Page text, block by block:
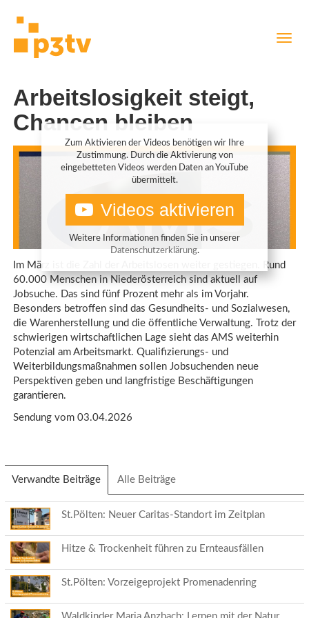
Arbeitslosigkeit steigt,
Chancen bleiben
Zum Aktivieren der Videos benötigen wir Ihre
Zustimmung. Durch die Aktivierung von
eingebetteten Videos werden Daten an YouTube
übermittelt.
Videos aktivieren
Weitere Informationen finden Sie in unserer
Datenschutzerklärung.
Im März ist die Zahl der Arbeitslosen weiter gestiegen. Rund
60.000 Menschen in Niederösterreich sind aktuell auf
Jobsuche. Das sind fünf Prozent mehr als im Vorjahr.
Besonders betroffen sind das Gesundheits- und Sozialwesen,
die Warenherstellung und die öffentliche Verwaltung. Trotz der
schwierigen wirtschaftlichen Lage sieht das AMS weiterhin
Potenzial am Arbeitsmarkt. Qualifizierungs- und
Weiterbildungsmaßnahmen sollen Jobsuchenden neue
Perspektiven geben und langfristige Beschäftigungen
garantieren.
Sendung vom 03.04.2026
Verwandte Beiträge (aktiver
Reiter)
Alle Beiträge
St.Pölten: Neuer Caritas-Standort im Zeitplan
Hitze & Trockenheit führen zu Ernteausfällen
St.Pölten: Vorzeigeprojekt Promenadenring
Waldkinder Maria Anzbach: Lernen mit der Natur